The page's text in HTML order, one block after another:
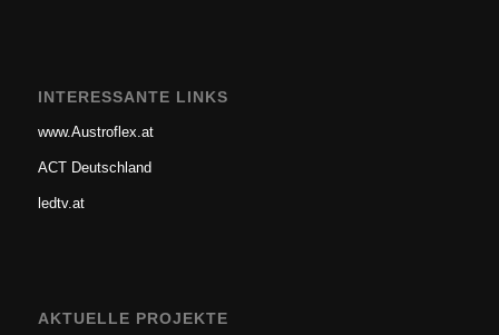
INTERESSANTE LINKS
www.Austroflex.at
ACT Deutschland
ledtv.at
AKTUELLE PROJEKTE